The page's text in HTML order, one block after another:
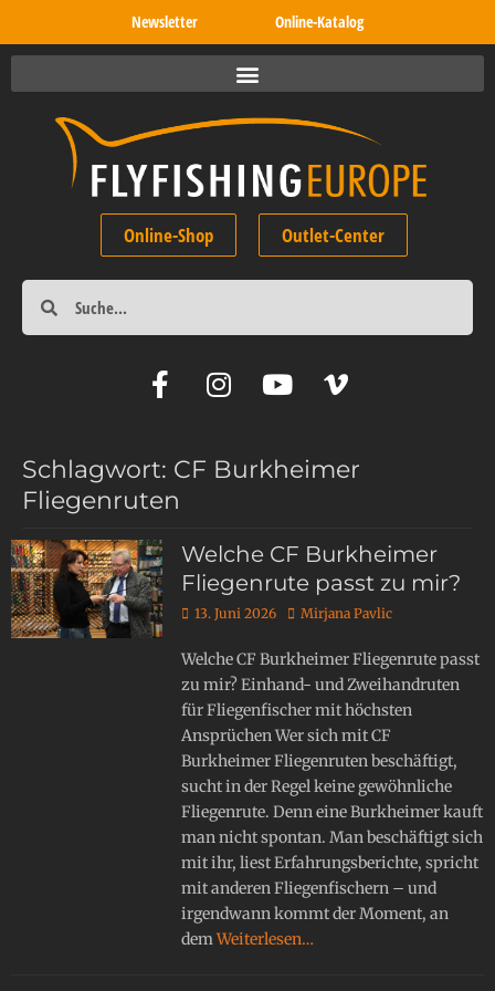
Newsletter Online-Katalog
Online-Shop Outlet-Center
Schlagwort: CF Burkheimer
Fliegenruten
Welche CF Burkheimer
Fliegenrute passt zu mir?
13. Juni 2026 Mirjana Pavlic
Welche CF Burkheimer Fliegenrute passt
zu mir? Einhand- und Zweihandruten
für Fliegenfischer mit höchsten
Ansprüchen Wer sich mit CF
Burkheimer Fliegenruten beschäftigt,
sucht in der Regel keine gewöhnliche
Fliegenrute. Denn eine Burkheimer kauft
man nicht spontan. Man beschäftigt sich
mit ihr, liest Erfahrungsberichte, spricht
mit anderen Fliegenfischern – und
irgendwann kommt der Moment, an
demWeiterlesen…